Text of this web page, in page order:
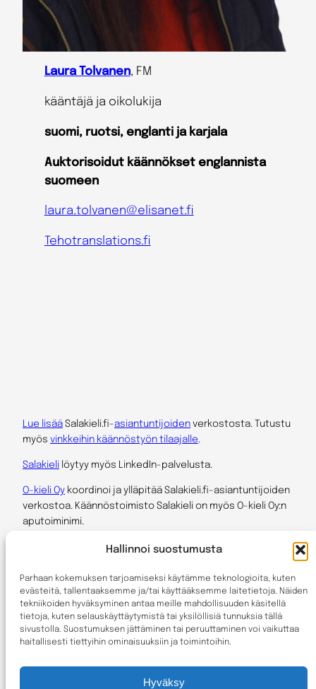
Hallinnoi suostumusta
Parhaan kokemuksen tarjoamiseksi käytämme teknologioita, kuten
evästeitä, tallentaaksemme ja/tai käyttääksemme laitetietoja. Näiden
tekniikoiden hyväksyminen antaa meille mahdollisuuden käsitellä
tietoja, kuten selauskäyttäytymistä tai yksilöllisiä tunnuksia tällä
sivustolla. Suostumuksen jättäminen tai peruuttaminen voi vaikuttaa
haitallisesti tiettyihin ominaisuuksiin ja toimintoihin.
Hyväksy
Laura Tolvanen, FM
kääntäjä ja oikolukija
suomi, ruotsi, englanti ja karjala
Auktorisoidut käännökset englannista
suomeen
laura.tolvanen@elisanet.fi
Tehotranslations.fi
Lue lisää Salakieli.fi-asiantuntijoiden verkostosta. Tutustu
myös vinkkeihin käännöstyön tilaajalle.
Salakieli löytyy myös LinkedIn-palvelusta.
O-kieli Oy koordinoi ja ylläpitää Salakieli.fi-asiantuntijoiden
verkostoa. Käännöstoimisto Salakieli on myös O-kieli Oy:n
aputoiminimi.
Salakieli.fi on itsenäisinä yrittäjinä ja asiantuntijoina
toimivien auktorisoitujen kääntäjien
, tulkkien sekä muiden
kielialan ja sisällöntuotannon osaajien verkosto. Kaikkia
asiantuntijoita yhdistää alan koulutus, näytöt vaativista
työtehtävistä sekä halu palvella asiakkaita.
henkilötietoja. Sivustolla käyntejä seurataan evästeiden
avulla ja tietoja käytetään sivuston kehittämiseen ja